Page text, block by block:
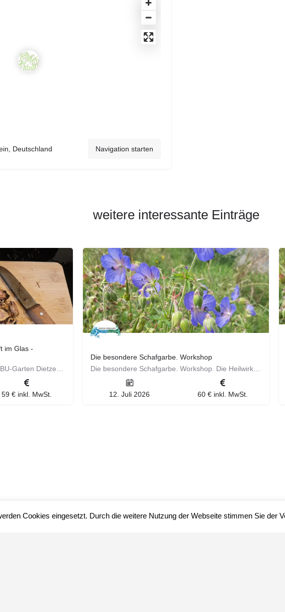
Deutschland Navigation starten
weitere interessante Einträge
im Glas -
Ein achtsamer Praxis‑Kurs im NABU‑Garten Dietzenbach mit kurzer Kräuterwanderung. Wir sammeln Wildkräuter,…
59 € inkl. MwSt.
Die besondere Schafgarbe. Workshop
Die besondere Schafgarbe. Workshop. Die Heilwirkung ist vielfältig und sie kann als Allrounderin bezeichnet…
12. Juli 2026 60 € inkl. MwSt.
Cookies eingesetzt. Durch die weitere Nutzung der Webseite stimmen Sie der